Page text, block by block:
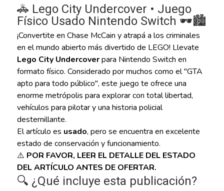
🚓 Lego City Undercover • Juego
Físico Usado Nintendo Switch 🕶️🏙️
¡Convertite en Chase McCain y atrapá a los criminales
en el mundo abierto más divertido de LEGO! Llevate
Lego City Undercoverpara Nintendo Switch en
formato físico. Considerado por muchos como el "GTA
apto para todo público", este juego te ofrece una
enorme metrópolis para explorar con total libertad,
vehículos para pilotar y una historia policial
desternillante.
El artículo es usado, pero se encuentra en excelente
estado de conservación y funcionamiento.
⚠️ POR FAVOR, LEER EL DETALLE DEL ESTADO
DEL ARTÍCULO ANTES DE OFERTAR.
🔍 ¿Qué incluye esta publicación?